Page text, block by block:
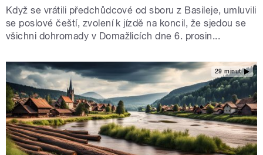
Když se vrátili předchůdcové od sboru z Basileje, umluvili
se poslové čeští, zvolení k jízdě na koncil, že sjedou se
všichni dohromady v Domažlicích dne 6. prosin...
29 minut